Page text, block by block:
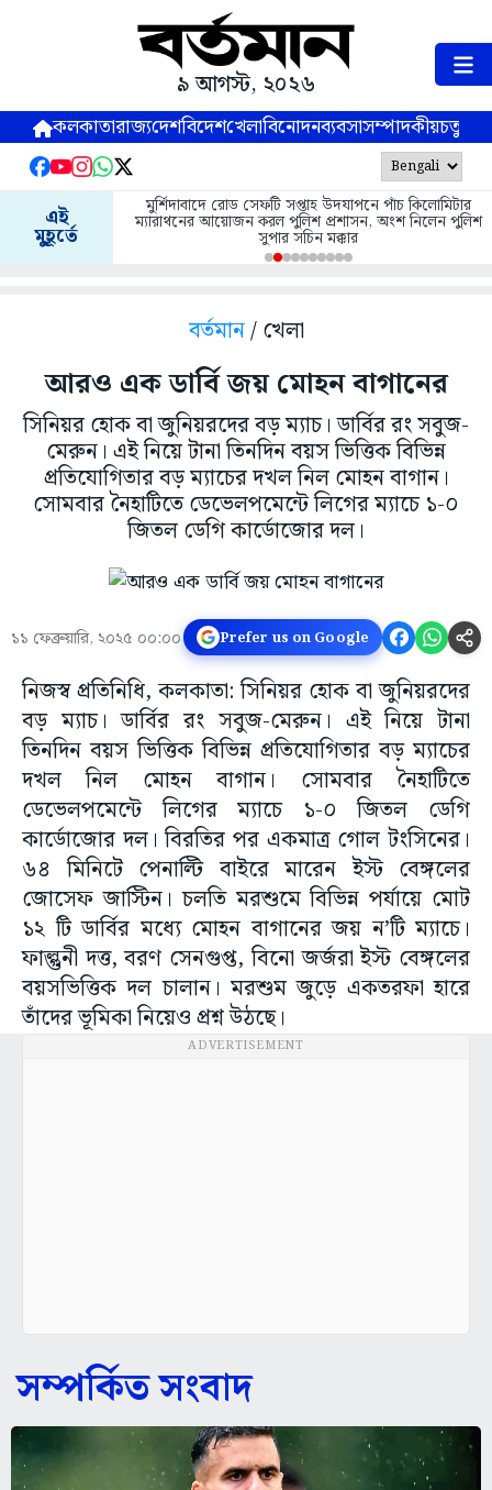
৯ আগস্ট, ২০২৬
কলকাতারাজ্যদেশবিদেশখেলাবিনোদনব্যবসাসম্পাদকীয়
এই
মুহূর্তে
মুর্শিদাবাদে রোড সেফটি সপ্তাহ উদযাপনে পাঁচ কিলোমিটার
ম্যারাথনের আয়োজন করল পুলিশ প্রশাসন, অংশ নিলেন পুলিশ
সুপার সচিন মক্কার
বর্তমান/ খেলা
আরও এক ডার্বি জয় মোহন বাগানের
সিনিয়র হোক বা জুনিয়রদের বড় ম্যাচ। ডার্বির রং সবুজ-
মেরুন। এই নিয়ে টানা তিনদিন বয়স ভিত্তিক বিভিন্ন
প্রতিযোগিতার বড় ম্যাচের দখল নিল মোহন বাগান।
সোমবার নৈহাটিতে ডেভেলপমেন্টে লিগের ম্যাচে ১-০
জিতল ডেগি কার্ডোজোর দল।
১১ ফেব্রুয়ারি, ২০২৫ ০০:০০ Prefer us on Google
নিজস্ব প্রতিনিধি, কলকাতা: সিনিয়র হোক বা জুনিয়রদের
বড় ম্যাচ। ডার্বির রং সবুজ-মেরুন। এই নিয়ে টানা
তিনদিন বয়স ভিত্তিক বিভিন্ন প্রতিযোগিতার বড় ম্যাচের
দখল নিল মোহন বাগান। সোমবার নৈহাটিতে
ডেভেলপমেন্টে লিগের ম্যাচে ১-০ জিতল ডেগি
কার্ডোজোর দল। বিরতির পর একমাত্র গোল টংসিনের।
৬৪ মিনিটে পেনাল্টি বাইরে মারেন ইস্ট বেঙ্গলের
জোসেফ জাস্টিন। চলতি মরশুমে বিভিন্ন পর্যায়ে মোট
১২ টি ডার্বির মধ্যে মোহন বাগানের জয় ন’টি ম্যাচে।
ফাল্গুনী দত্ত, বরণ সেনগুপ্ত, বিনো জর্জরা ইস্ট বেঙ্গলের
বয়সভিত্তিক দল চালান। মরশুম জুড়ে একতরফা হারে
তাঁদের ভূমিকা নিয়েও প্রশ্ন উঠছে।
ADVERTISEMENT
সম্পর্কিত সংবাদ